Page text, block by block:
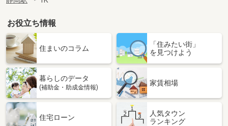
お役立ち情報
住まいのコラム
「住みたい街」
を見つけよう
暮らしのデータ
(補助金・助成金情報)
家賃相場
住宅ローン
人気タウン
ランキング